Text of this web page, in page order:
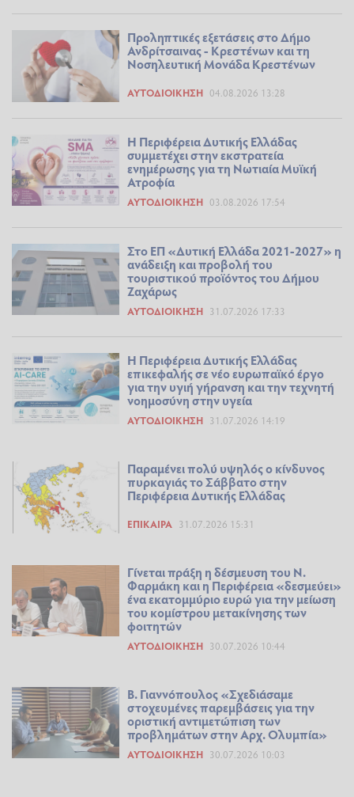
Προληπτικές εξετάσεις στο Δήμο
Ανδρίτσαινας - Κρεστένων και τη
Νοσηλευτική Μονάδα Κρεστένων
ΑΥΤΟΔΙΟΊΚΗΣΗ 04.08.2026 13:28
Η Περιφέρεια Δυτικής Ελλάδας
συμμετέχει στην εκστρατεία
ενημέρωσης για τη Νωτιαία Μυϊκή
Ατροφία
ΑΥΤΟΔΙΟΊΚΗΣΗ 03.08.2026 17:54
Στο ΕΠ «Δυτική Ελλάδα 2021-2027» η
ανάδειξη και προβολή του
τουριστικού προϊόντος του Δήμου
Ζαχάρως
ΑΥΤΟΔΙΟΊΚΗΣΗ 31.07.2026 17:33
Η Περιφέρεια Δυτικής Ελλάδας
επικεφαλής σε νέο ευρωπαϊκό έργο
για την υγιή γήρανση και την τεχνητή
νοημοσύνη στην υγεία
ΑΥΤΟΔΙΟΊΚΗΣΗ 31.07.2026 14:19
Παραμένει πολύ υψηλός ο κίνδυνος
πυρκαγιάς το Σάββατο στην
Περιφέρεια Δυτικής Ελλάδας
ΕΠΊΚΑΙΡΑ 31.07.2026 15:31
Γίνεται πράξη η δέσμευση του Ν.
Φαρμάκη και η Περιφέρεια «δεσμεύει»
ένα εκατομμύριο ευρώ για την μείωση
του κομίστρου μετακίνησης των
φοιτητών
ΑΥΤΟΔΙΟΊΚΗΣΗ 30.07.2026 10:44
Β. Γιαννόπουλος «Σχεδιάσαμε
στοχευμένες παρεμβάσεις για την
οριστική αντιμετώπιση των
προβλημάτων στην Αρχ. Ολυμπία»
ΑΥΤΟΔΙΟΊΚΗΣΗ 30.07.2026 10:03